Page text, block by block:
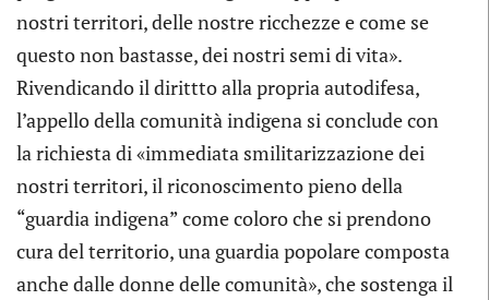
nostri territori, delle nostre ricchezze e come se
questo non bastasse, dei nostri semi di vita».
Rivendicando il dirittto alla propria autodifesa,
l’appello della comunità indigena si conclude con
la richiesta di «immediata smilitarizzazione dei
nostri territori, il riconoscimento pieno della
“guardia indigena” come coloro che si prendono
cura del territorio, una guardia popolare composta
anche dalle donne delle comunità», che sostenga il